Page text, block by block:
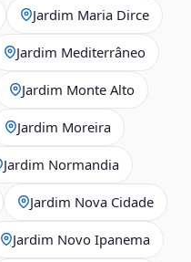
Jardim Maria Dirce
Jardim Mediterrâneo
Jardim Monte Alto
Jardim Moreira
Jardim Normandia
Jardim Nova Cidade
Jardim Novo Ipanema